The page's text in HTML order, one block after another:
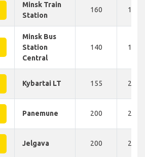
Minsk Train
Station
160 182
Minsk Bus
Station
Central
140 190
Kybartai LT 155 200
Panemune 200 270
Jelgava 200 280